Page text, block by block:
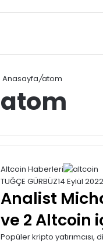
Anasayfa/atom
atom
Altcoin Haberleri
TUĞÇE GÜRBÜZ14 Eylül 2022
Analist
ve 2 Altcoin
Popüler kripto yatırımcısı,